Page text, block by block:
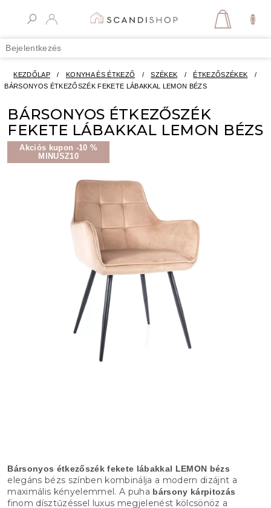
Bejelentkezés
KOSÁR
KEZDŐLAP / KONYHA ÉS ÉTKEZŐ / SZÉKEK / ÉTKEZŐSZÉKEK
/
BÁRSONYOS ÉTKEZŐSZÉK FEKETE LÁBAKKAL LEMON BÉZS
BÁRSONYOS ÉTKEZŐSZÉK
FEKETE LÁBAKKAL LEMON BÉZS
Akciós kupon -10 %
MINUSZ10
Bársonyos étkezőszék fekete lábakkal LEMON bézs
elegáns bézs színben kombinálja a modern dizájnt a
maximális kényelemmel. A puha bársony kárpitozás
finom dísztűzéssel luxus megjelenést kölcsönöz a